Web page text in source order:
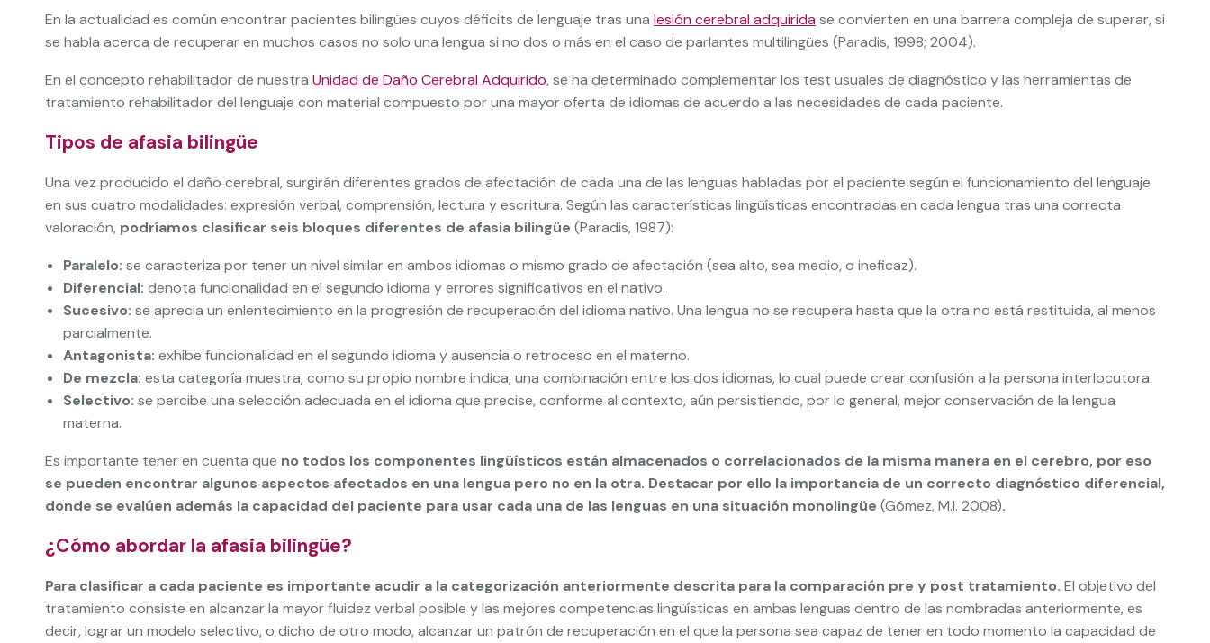
En la actualidad es común encontrar pacientes bilingües cuyos déficits de lenguaje tras una lesión cerebral adquirida se convierten en una barrera compleja de superar, si
se habla acerca de recuperar en muchos casos no solo una lengua si no dos o más en el caso de parlantes multilingües (Paradis, 1998; 2004).
En el concepto rehabilitador de nuestra Unidad de Daño Cerebral Adquirido, se ha determinado complementar los test usuales de diagnóstico y las herramientas de
tratamiento rehabilitador del lenguaje con material compuesto por una mayor oferta de idiomas de acuerdo a las necesidades de cada paciente.
Tipos de afasia bilingüe
Una vez producido el daño cerebral, surgirán diferentes grados de afectación de cada una de las lenguas habladas por el paciente según el funcionamiento del lenguaje
en sus cuatro modalidades: expresión verbal, comprensión, lectura y escritura. Según las características lingüísticas encontradas en cada lengua tras una correcta
valoración, podríamos clasificar seis bloques diferentes de afasia bilingüe (Paradis, 1987):
Paralelo: se caracteriza por tener un nivel similar en ambos idiomas o mismo grado de afectación (sea alto, sea medio, o ineficaz).
Diferencial: denota funcionalidad en el segundo idioma y errores significativos en el nativo.
Sucesivo: se aprecia un enlentecimiento en la progresión de recuperación del idioma nativo. Una lengua no se recupera hasta que la otra no está restituida, al menos
parcialmente.
Antagonista: exhibe funcionalidad en el segundo idioma y ausencia o retroceso en el materno.
De mezcla: esta categoría muestra, como su propio nombre indica, una combinación entre los dos idiomas, lo cual puede crear confusión a la persona interlocutora.
Selectivo: se percibe una selección adecuada en el idioma que precise, conforme al contexto, aún persistiendo, por lo general, mejor conservación de la lengua
materna.
Es importante tener en cuenta que no todos los componentes lingüísticos están almacenados o correlacionados de la misma manera en el cerebro, por eso
se pueden encontrar algunos aspectos afectados en una lengua pero no en la otra. Destacar por ello la importancia de un correcto diagnóstico diferencial,
donde se evalúen además la capacidad del paciente para usar cada una de las lenguas en una situación monolingüe (Gómez, M.I. 2008).
¿Cómo abordar la afasia bilingüe?
Para clasificar a cada paciente es importante acudir a la categorización anteriormente descrita para la comparación pre y post tratamiento. El objetivo del
tratamiento consiste en alcanzar la mayor fluidez verbal posible y las mejores competencias lingüísticas en ambas lenguas dentro de las nombradas anteriormente, es
decir, lograr un modelo selectivo, o dicho de otro modo, alcanzar un patrón de recuperación en el que la persona sea capaz de tener en todo momento la capacidad de